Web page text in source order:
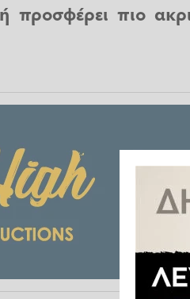
προσφέρει πιο